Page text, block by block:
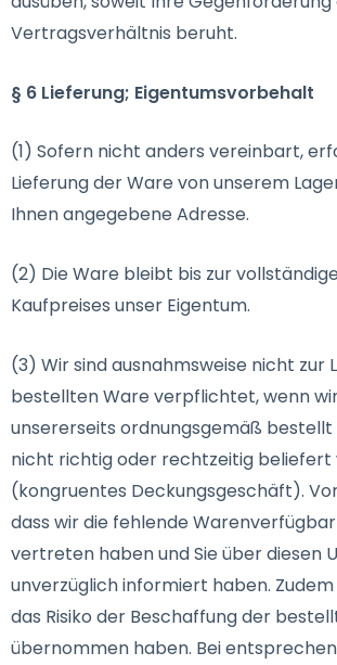
Vertragsverhältnis beruht.
§ 6 Lieferung; Eigentumsvorbehalt
(1) Sofern nicht anders vereinbart,
Lieferung der Ware von unserem
Ihnen angegebene Adresse.
(2) Die Ware bleibt bis zur
Kaufpreises unser Eigentum.
(3) Wir sind ausnahmsweise nicht zur
bestellten Ware verpflichtet, wenn
unsererseits ordnungsgemäß bestellt
nicht richtig oder rechtzeitig beliefert
(kongruentes Deckungsgeschäft).
dass wir die fehlende
vertreten haben und Sie über diesen
unverzüglich informiert haben.
das Risiko der Beschaffung der
übernommen haben. Bei